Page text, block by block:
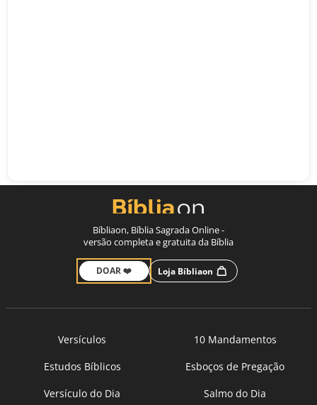
Bíbliaon, Bíblia Sagrada Online -
versão completa e gratuita da Bíblia
DOAR ❤️ Loja Bíbliaon
Versículos
10 Mandamentos
Estudos Bíblicos
Esboços de Pregação
Versículo do Dia
Salmo do Dia